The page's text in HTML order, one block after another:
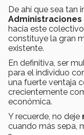
De ahí que sea tan
Administraciones
hacia este
constituye la gran
existente.
En definitiva, ser
para el individuo
una fuerte ventaja
crecientemente
económica.
Y recuerde, no deje
cuando más sepa,